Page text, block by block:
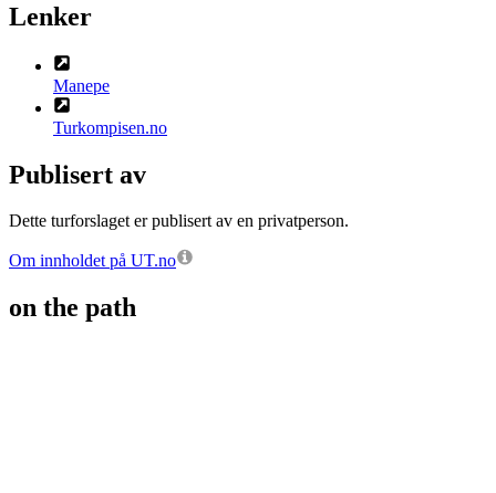
Lenker
Manepe
Turkompisen.no
Publisert av
Dette turforslaget er publisert av en privatperson.
Om innholdet på UT.no
on the path